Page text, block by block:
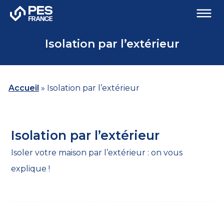
Isolation par l’extérieur
Accueil » Isolation par l’extérieur
Isolation par l’extérieur
Isoler votre maison par l’extérieur : on vous
explique !